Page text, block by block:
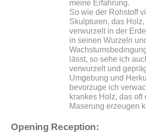
meine Erfahrung.
So wie der Rohstoff
Skulpturen, das
verwurzelt in der
in seinen Wurzeln
lässt, so sehe ich
verwurzelt und
Umgebung und
bevorzuge ich
krankes Holz, das oft
Maserung erzeugen
Opening Reception: